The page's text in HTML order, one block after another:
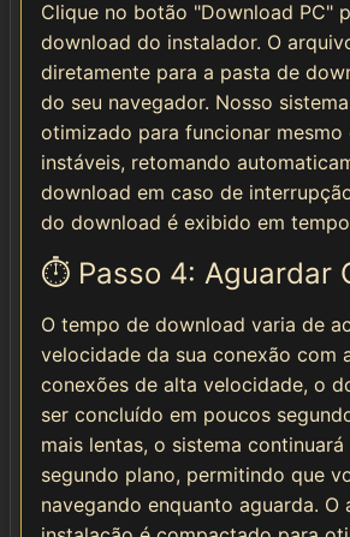
Clique no botão "Download PC"
download do instalador. O
diretamente para a pasta de
do seu navegador. Nosso
otimizado para funcionar mesmo
instáveis, retomando
download em caso de
do download é exibido em
⏱️ Passo 4: Aguardar
O tempo de download varia de
velocidade da sua conexão com
conexões de alta velocidade, o
ser concluído em poucos
mais lentas, o sistema
segundo plano, permitindo que
navegando enquanto aguarda. O